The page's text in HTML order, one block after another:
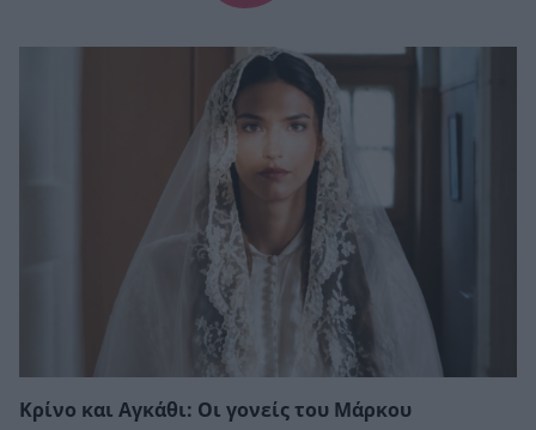
Κρίνο και Αγκάθι: Οι γονείς του Μάρκου